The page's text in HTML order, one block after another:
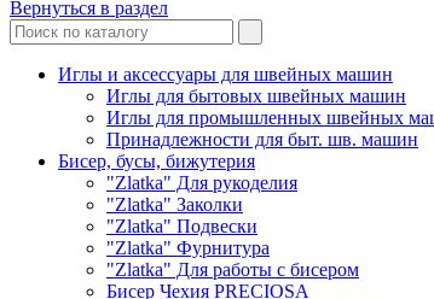
Вернуться в раздел
Иглы и аксессуары для швейных машин
Иглы для бытовых швейных машин
Иглы для промышленных швейных
Принадлежности для быт. шв. машин
Бисер, бусы, бижутерия
"Zlatka" Для рукоделия
"Zlatka" Заколки
"Zlatka" Подвески
"Zlatka" Фурнитура
"Zlatka" Для работы с бисером
Бисер Чехия PRECIOSA